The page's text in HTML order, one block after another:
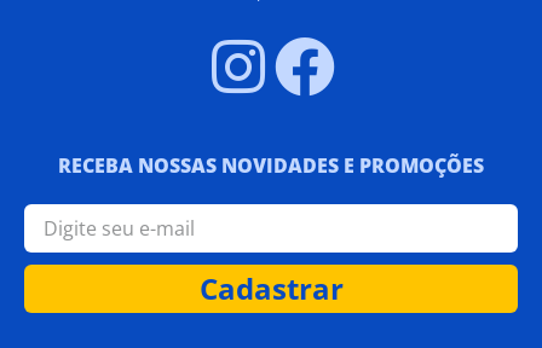
RECEBA NOSSAS NOVIDADES E PROMOÇÕES
Cadastrar